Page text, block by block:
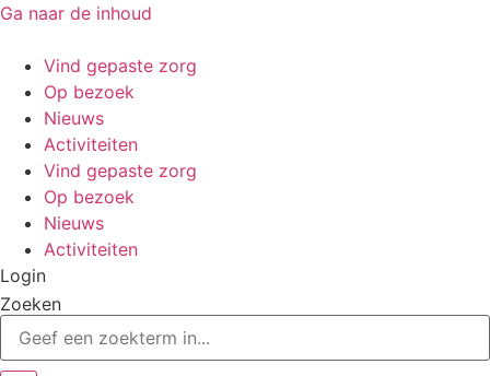
Ga naar de inhoud
Vind gepaste zorg
Op bezoek
Nieuws
Activiteiten
Vind gepaste zorg
Op bezoek
Nieuws
Activiteiten
Login
Zoeken